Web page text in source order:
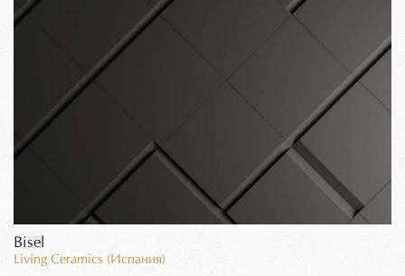
Bisel
Living Ceramics (Испания)